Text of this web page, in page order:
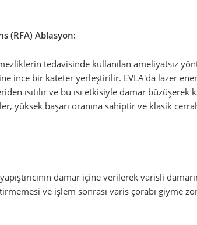
(RFA) Ablasyon:
tedavisinde kullanılan ameliyatsız
ince bir kateter yerleştirilir. EVLA'da lazer
ısıtılır ve bu ısı etkisiyle damar büzüşerek
yüksek başarı oranına sahiptir ve klasik
damar içine verilerek varisli
ve işlem sonrası varis çorabı giyme